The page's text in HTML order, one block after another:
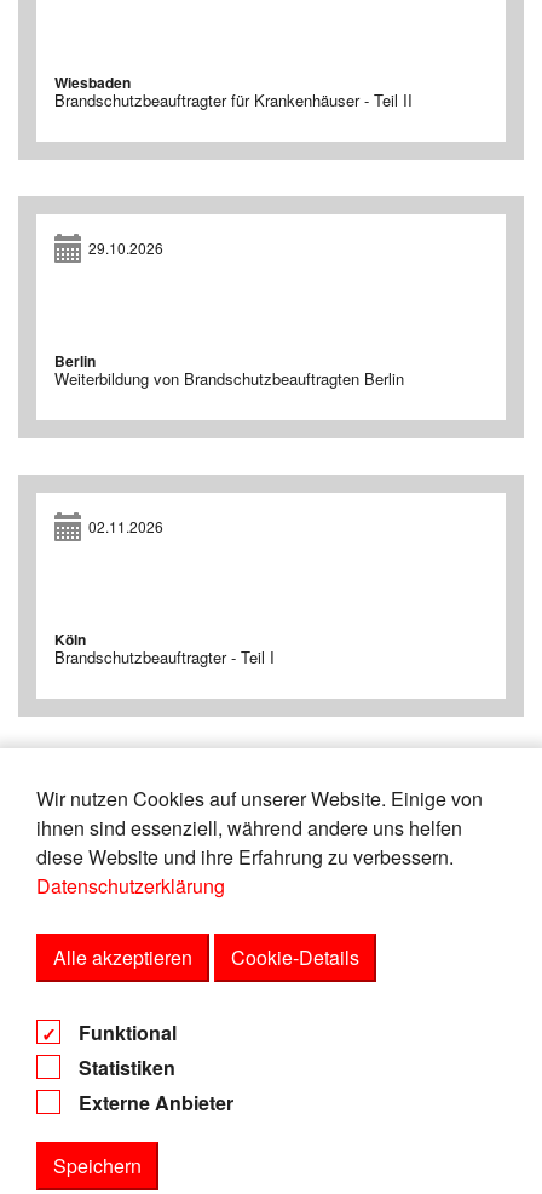
Wir nutzen Cookies auf unserer Website. Einige von
ihnen sind essenziell, während andere uns helfen
diese Website und ihre Erfahrung zu verbessern.
Datenschutzerklärung
Alle akzeptieren Cookie-Details
Funktional
Statistiken
Externe Anbieter
Speichern
Wiesbaden
Brandschutzbeauftragter für Krankenhäuser - Teil II
29.10.2026
Berlin
Weiterbildung von Brandschutzbeauftragten Berlin
02.11.2026
Köln
Brandschutzbeauftragter - Teil I
« 13 14 15 16 17 18 19
20
21
22 »
Impressum